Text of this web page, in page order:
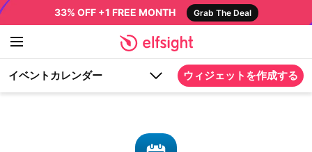
33% OFF +1 FREE MONTH Grab The Deal
イベントカレンダー ウィジェットを作成する